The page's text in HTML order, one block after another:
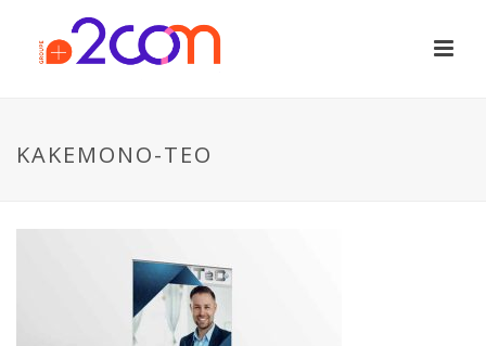
KAKEMONO-TEO